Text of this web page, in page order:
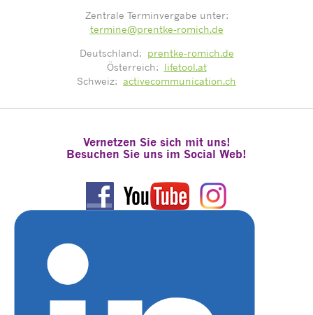
Zentrale Terminvergabe unter:
termine@prentke-romich.de
Deutschland: prentke-romich.de
Österreich: lifetool.at
Schweiz: activecommunication.ch
Vernetzen Sie sich mit uns!
Besuchen Sie uns im Social Web!